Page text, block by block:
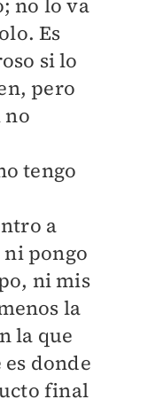
no lo va
Es
si lo
pero
no
tengo
a
pongo
ni mis
la
la que
donde
final